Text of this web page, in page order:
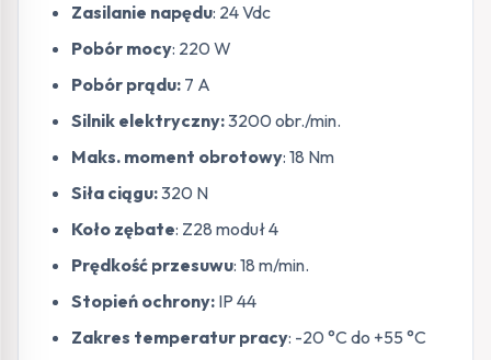
Zasilanie napędu: 24 Vdc
Pobór mocy: 220 W
Pobór prądu: 7 A
Silnik elektryczny:3200 obr./min.
Maks. moment obrotowy: 18 Nm
Siła ciągu:320 N
Koło zębate: Z28 moduł 4
Prędkość przesuwu: 18 m/min.
Stopień ochrony: IP 44
Zakres temperatur pracy: -20 °C do +55 °C